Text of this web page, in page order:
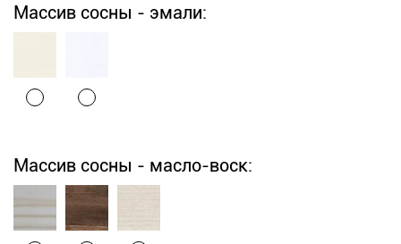
Массив сосны - эмали:
Массив сосны - масло-воск: